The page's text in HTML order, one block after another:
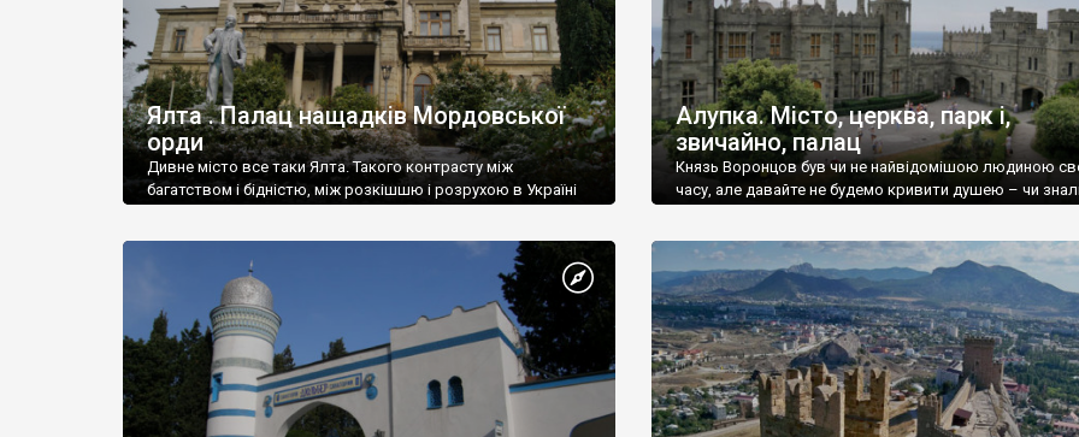
Ялта . Палац нащадків Мордовської
орди
Дивне місто все таки Ялта. Такого контрасту між
багатством і бідністю, між розкішшю і розрухою в Україні
Алупка. Місто, церква, парк і,
звичайно, палац
Князь Воронцов був чи не найвідомішою людиною
часу, але давайте не будемо кривити душею – чи